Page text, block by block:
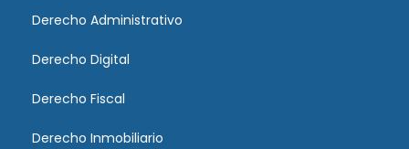
Derecho Administrativo
Derecho Digital
Derecho Fiscal
Derecho Inmobiliario